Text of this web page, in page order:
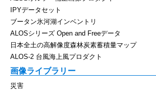
IPYデータセット
ブータン氷河湖インベントリ
ALOSシリーズ Open and Freeデータ
日本全土の高解像度森林炭素蓄積量マップ
ALOS-2 台風海上風プロダクト
画像ライブラリー
災害